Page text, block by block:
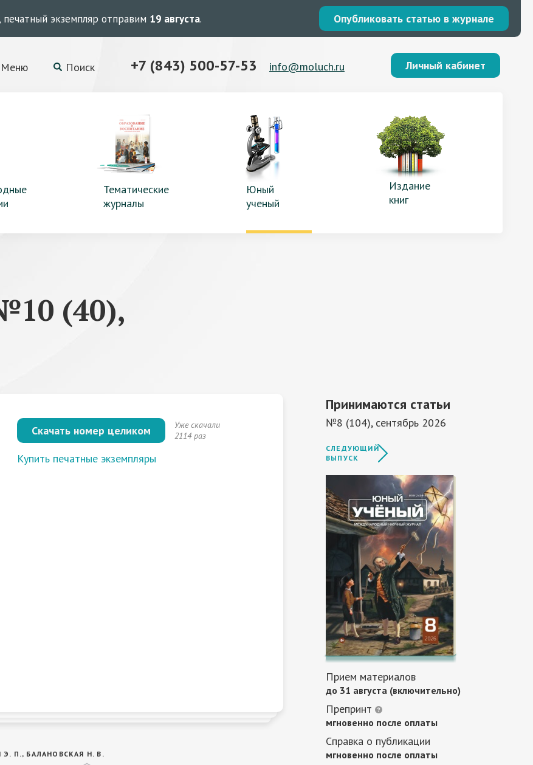
печатный экземпляр отправим 19 августа. Опубликовать статью в журнале
Меню Поиск +7 (843) 500-57-53 info@moluch.ru Личный кабинет
Тематические
журналы
Юный
ученый
Издание
книг
(40),
Скачать номер целиком
Уже скачали
2114 раз
Купить печатные экземпляры
Э. П., БАЛАНОВСКАЯ Н. В.
Принимаются статьи
№8 (104), сентябрь 2026
СЛЕДУЮЩИЙ
ВЫПУСК
Прием материалов
до 31 августа (включительно)
Препринт
мгновенно после оплаты
Справка о публикации
мгновенно после оплаты